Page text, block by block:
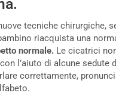
tecniche chirurgiche,
riacquista una
normale. Le cicatrici
l’aiuto di alcune sedute
correttamente,